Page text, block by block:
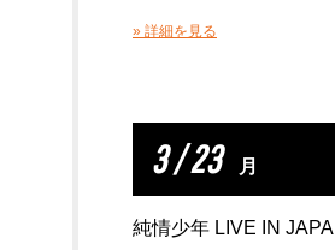
» 詳細を見る
3 / 23 月
純情少年 LIVE IN